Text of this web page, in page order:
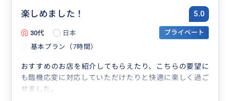
楽しめました！ 5.0
30代 日本
プライベート
基本プラン（7時間）
おすすめのお店を紹介してもらえたり、こちらの要望に
も臨機応変に対応していただけたりと快適に楽しく過ご
せました。